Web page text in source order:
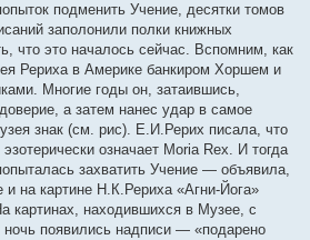
подменить Учение, десятки томов
заполонили полки книжных
что это началось сейчас. Вспомним, как
Рериха в Америке банкиром Хоршем и
Многие годы он, затаившись,
а затем нанес удар в самое
знак (см. рис). Е.И.Рерих писала, что
означает Moria Rex. И тогда
захватить Учение — объявила,
и на картине Н.К.Рериха «Агни-Йога»
картинах, находившихся в Музее, с
ночь появились надписи — «подарено